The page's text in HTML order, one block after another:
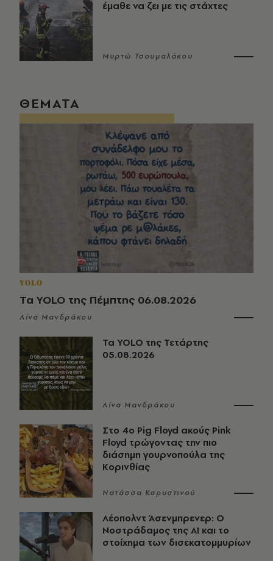
έμαθε να ζει με τις στάχτες
Μυρτώ Τσουμαλάκου
ΘΕΜΑΤΑ
YOLO
Τα YOLO της Πέμπτης 06.08.2026
Λίνα Μανδράκου
Τα YOLO της Τετάρτης
05.08.2026
Λίνα Μανδράκου
Στο 4ο Pig Floyd ακούς Pink
Floyd τρώγοντας την πιο
διάσημη γουρνοπούλα της
Κορινθίας
Νατάσσα Καρυστινού
Λέοπολντ Άσενμπρενερ: Ο
Νοστράδαμος της AI και το
στοίχημα των δισεκατομμυρίων